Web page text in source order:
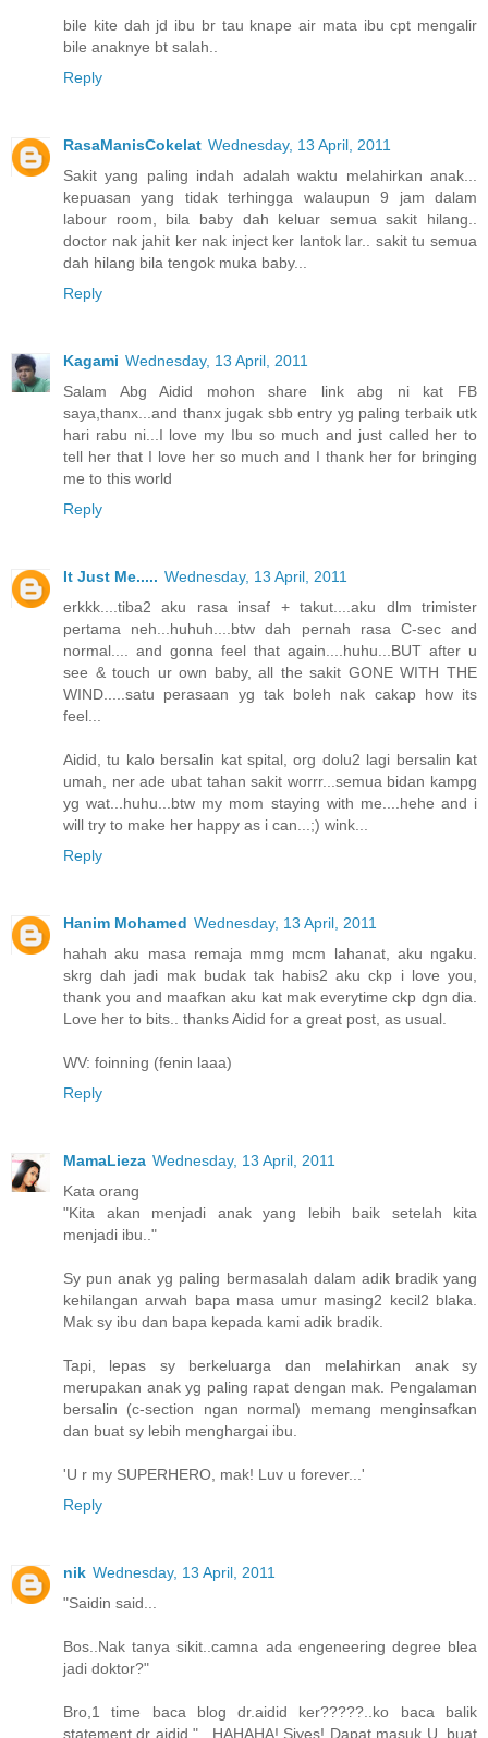
bile kite dah jd ibu br tau knape air mata ibu cpt mengalir
bile anaknye bt salah..
Reply
RasaManisCokelat Wednesday, 13 April, 2011
Sakit yang paling indah adalah waktu melahirkan anak...
kepuasan yang tidak terhingga walaupun 9 jam dalam
labour room, bila baby dah keluar semua sakit hilang..
doctor nak jahit ker nak inject ker lantok lar.. sakit tu semua
dah hilang bila tengok muka baby...
Reply
Kagami Wednesday, 13 April, 2011
Salam Abg Aidid mohon share link abg ni kat FB
saya,thanx...and thanx jugak sbb entry yg paling terbaik utk
hari rabu ni...I love my Ibu so much and just called her to
tell her that I love her so much and I thank her for bringing
me to this world
Reply
It Just Me..... Wednesday, 13 April, 2011
erkkk....tiba2 aku rasa insaf + takut....aku dlm trimister
pertama neh...huhuh....btw dah pernah rasa C-sec and
normal.... and gonna feel that again....huhu...BUT after u
see & touch ur own baby, all the sakit GONE WITH THE
WIND.....satu perasaan yg tak boleh nak cakap how its
feel...
Aidid, tu kalo bersalin kat spital, org dolu2 lagi bersalin kat
umah, ner ade ubat tahan sakit worrr...semua bidan kampg
yg wat...huhu...btw my mom staying with me....hehe and i
will try to make her happy as i can...;) wink...
Reply
Hanim Mohamed Wednesday, 13 April, 2011
hahah aku masa remaja mmg mcm lahanat, aku ngaku.
skrg dah jadi mak budak tak habis2 aku ckp i love you,
thank you and maafkan aku kat mak everytime ckp dgn dia.
Love her to bits.. thanks Aidid for a great post, as usual.
WV: foinning (fenin laaa)
Reply
MamaLieza Wednesday, 13 April, 2011
Kata orang
"Kita akan menjadi anak yang lebih baik setelah kita
menjadi ibu.."
Sy pun anak yg paling bermasalah dalam adik bradik yang
kehilangan arwah bapa masa umur masing2 kecil2 blaka.
Mak sy ibu dan bapa kepada kami adik bradik.
Tapi, lepas sy berkeluarga dan melahirkan anak sy
merupakan anak yg paling rapat dengan mak. Pengalaman
bersalin (c-section ngan normal) memang menginsafkan
dan buat sy lebih menghargai ibu.
'U r my SUPERHERO, mak! Luv u forever...'
Reply
nik Wednesday, 13 April, 2011
"Saidin said...
Bos..Nak tanya sikit..camna ada engeneering degree blea
jadi doktor?"
Bro,1 time baca blog dr.aidid ker?????..ko baca balik
statement dr aidid ".. HAHAHA! Siyes! Dapat masuk U, buat